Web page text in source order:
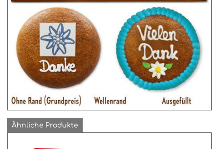
Ähnliche Produkte